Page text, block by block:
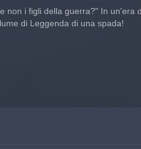
non i figli della guerra?" In un'era
di Leggenda di una spada!